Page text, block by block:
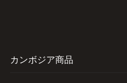
カンボジア商品